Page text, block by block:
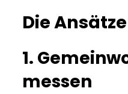
Die
1.
messen